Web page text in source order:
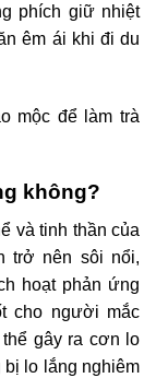
phích giữ nhiệt
êm ái khi đi du
mộc để làm trà
không?
và tinh thần của
trở nên sôi nổi,
hoạt phản ứng
cho người mắc
gây ra cơn lo
bị lo lắng nghiêm